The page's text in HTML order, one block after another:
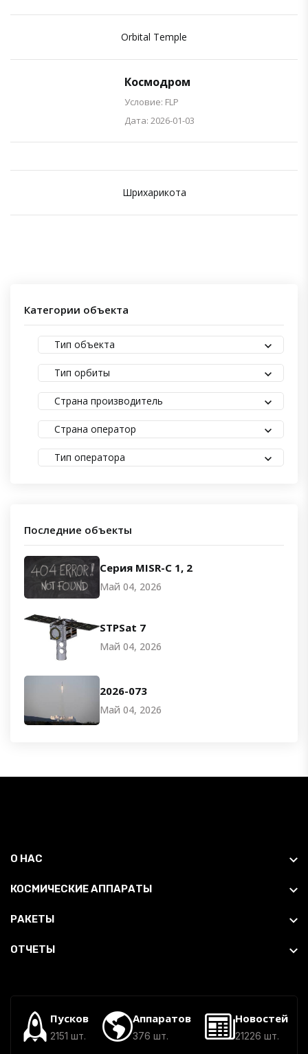
Orbital Temple
Космодром
Условие: FLP
Дата: 2026-01-03
Шрихарикота
Категории объекта
Тип объекта
Тип орбиты
Страна производитель
Страна оператор
Тип оператора
Последние объекты
Серия MISR-C 1, 2
Май 04, 2026
STPSat 7
Май 04, 2026
2026-073
Май 04, 2026
О НАС
КОСМИЧЕСКИЕ АППАРАТЫ
РАКЕТЫ
ОТЧЕТЫ
Пусков
2151 шт.
Аппаратов
376 шт.
Новостей
21226 шт.